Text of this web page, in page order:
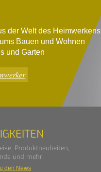
der Welt des Heimwerkens
Bauen und Wohnen
und Garten
Produktneuheiten,
und mehr
den News